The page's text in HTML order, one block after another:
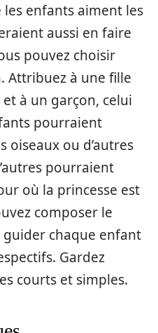
enfants aiment les
aussi en faire
pouvez choisir
Attribuez à une fille
à un garçon, celui
pourraient
oiseaux ou d’autres
pourraient
où la princesse est
composer le
guider chaque enfant
Gardez
courts et simples.